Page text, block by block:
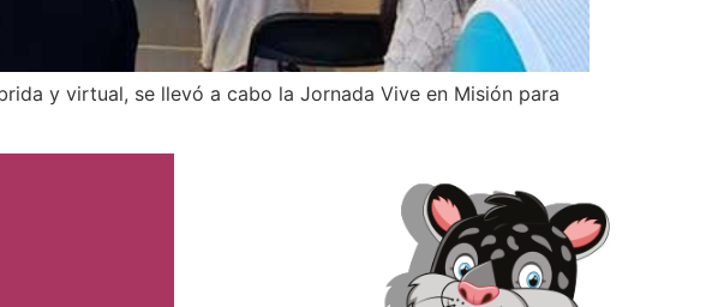
y virtual, se llevó a cabo la Jornada Vive en Misión para